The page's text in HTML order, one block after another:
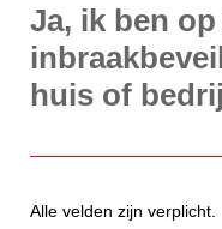
Ja, ik ben
huis of
Alle velden zijn verplicht.